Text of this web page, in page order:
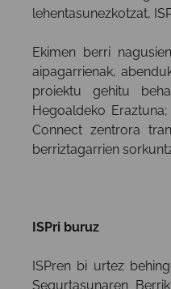
lehentasunezkotzat,
Ekimen berri
aipagarrienak,
proiektu gehitu
Hegoaldeko
Connect zentrora
berriztagarrien
ISPri buruz
ISPren bi urtez
Segurtasunaren